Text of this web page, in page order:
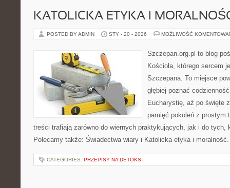
KATOLICKA ETYKA I
POSTED BY ADMIN STY - 20 - 2026 MOŻLIWOŚĆ
Szczepan.org.pl to blog
Kościoła, którego sercem
Szczepana. To miejsce
głębiej poznać
Eucharystię, aż po święte
pamięć pokoleń z prostym
treści trafiają zarówno do wiernych praktykujących, jak i do tych,
Polecamy także: Świadectwa wiary i Katolicka etyka i
CATEGORIES: PRZEPISY NA DETOKS